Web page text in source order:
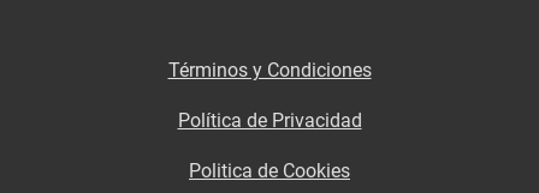
Términos y Condiciones
Política de Privacidad
Politica de Cookies